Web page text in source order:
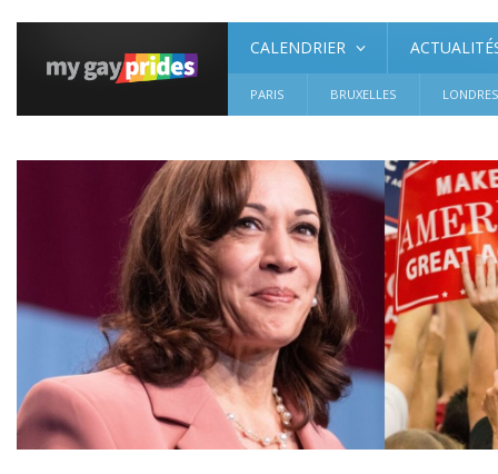
CALENDRIER
PARIS BRUXELLES LONDRES